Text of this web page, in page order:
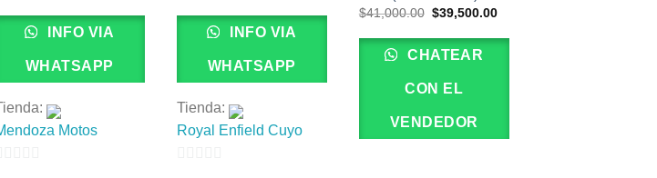
INFO VIA
WHATSAPP
Motos
original
era:
$52,000.00.
actual
$45,000.00.
INFO VIA
WHATSAPP
Tienda:
Royal Enfield Cuyo
$41,000.00 El
original
era:
$41,000.00.
$39,500.00El
actual
CHATEAR
CON EL
VENDEDOR